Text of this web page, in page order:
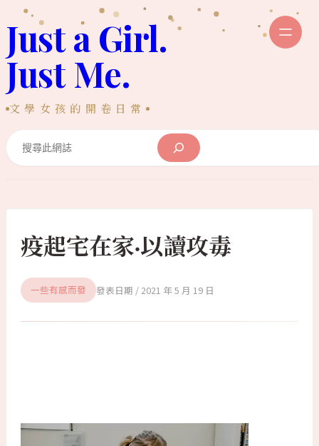
至
主
內
容
Just a Girl.
Just Me.
文學女孩的開卷日常
疫起宅在家·以讀攻毒
一些有感而發 2021 年 5 月 19 日